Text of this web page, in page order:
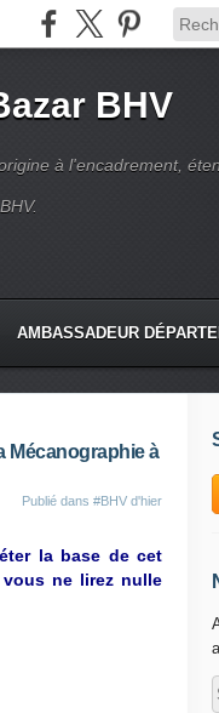
BHV
à l'encadrement,
AMBASSADEUR
Mécanographie à
Publié dans #BHV d'hier
la base de cet
ne lirez nulle